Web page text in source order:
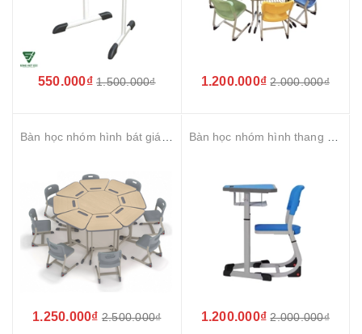
550.000₫ 1.500.000₫ 1.200.000₫ 2.000.000₫
1.250.000₫ 2.500.000₫ 1.200.000₫ 2.000.000₫